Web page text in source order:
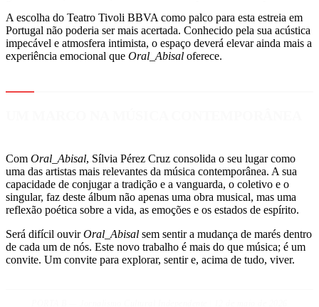
A escolha do Teatro Tivoli BBVA como palco para esta estreia em
Portugal não poderia ser mais acertada. Conhecido pela sua acústica
impecável e atmosfera intimista, o espaço deverá elevar ainda mais a
experiência emocional que Oral_Abisal oferece.
Com Oral_Abisal, Sílvia Pérez Cruz consolida o seu lugar como
uma das artistas mais relevantes da música contemporânea. A sua
capacidade de conjugar a tradição e a vanguarda, o coletivo e o
singular, faz deste álbum não apenas uma obra musical, mas uma
reflexão poética sobre a vida, as emoções e os estados de espírito.
Será difícil ouvirOral_Abisal sem sentir a mudança de marés dentro
de cada um de nós. Este novo trabalho é mais do que música; é um
convite. Um convite para explorar, sentir e, acima de tudo, viver.